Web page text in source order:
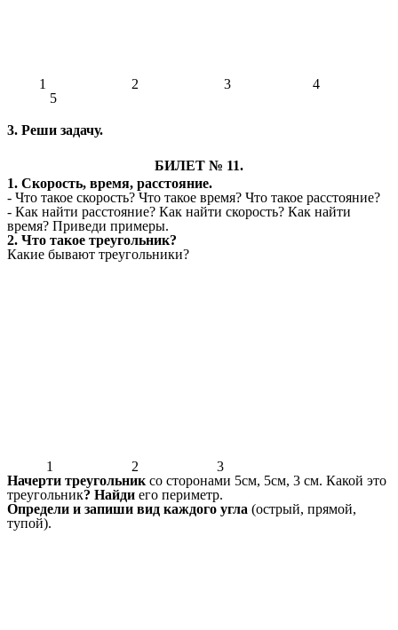
1 2 3 4
5
3. Реши задачу.
БИЛЕТ № 11.
1. Скорость, время, расстояние.
- Что такое скорость? Что такое время? Что такое расстояние?
- Как найти расстояние? Как найти скорость? Как найти
время? Приведи примеры.
2. Что такое треугольник?
Какие бывают треугольники?
1 2 3
Начерти треугольник со сторонами 5см, 5см, 3 см. Какой это
треугольник? Найди его периметр.
Определи и запиши вид каждого угла (острый, прямой,
тупой).